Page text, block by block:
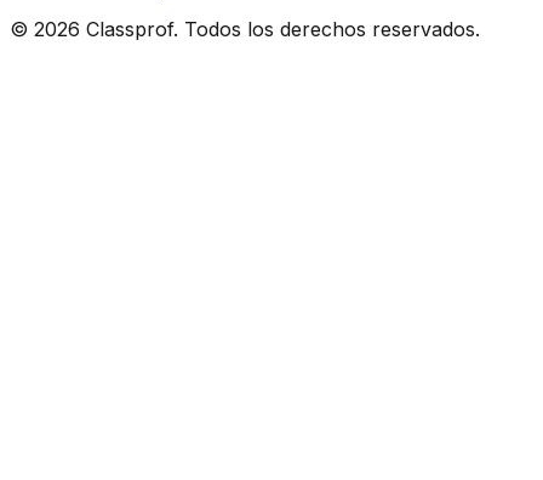
© 2026 Classprof. Todos los derechos reservados.